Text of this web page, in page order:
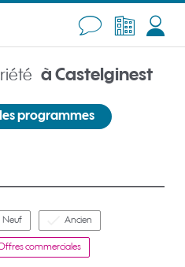
à Castelginest
programmes
Neuf Ancien
commerciales